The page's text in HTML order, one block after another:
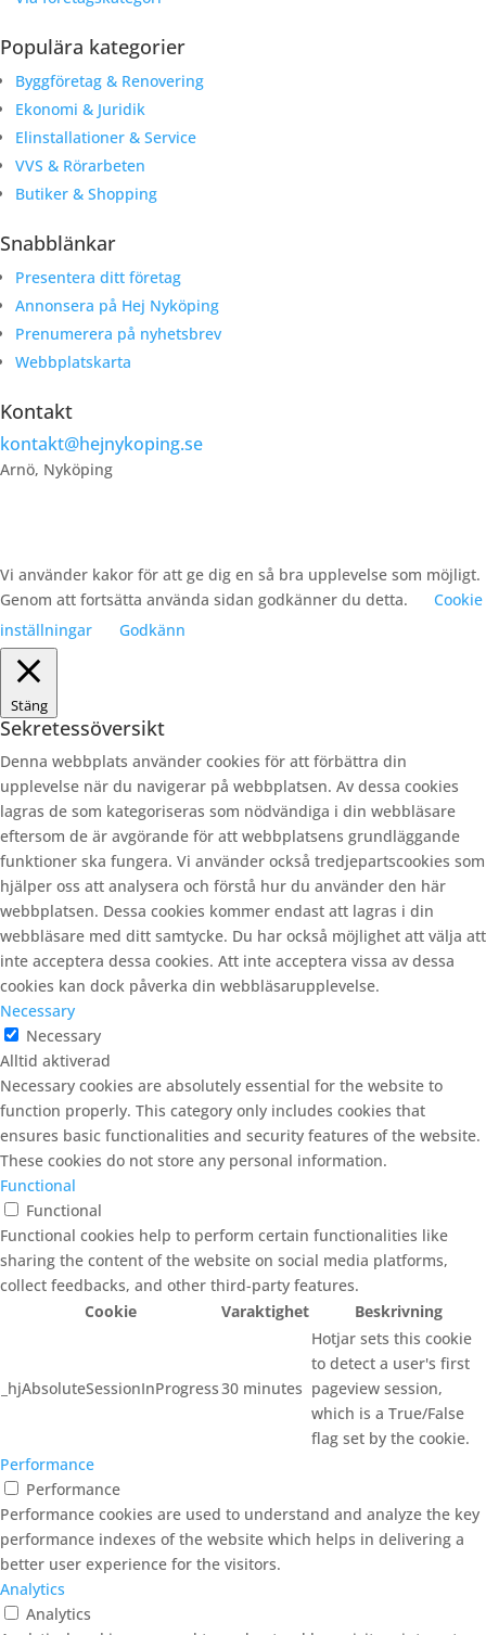
Populära kategorier
Byggföretag & Renovering
Ekonomi & Juridik
Elinstallationer & Service
VVS & Rörarbeten
Butiker & Shopping
Snabblänkar
Presentera ditt företag
Annonsera på Hej Nyköping
Prenumerera på nyhetsbrev
Webbplatskarta
Kontakt
kontakt@hejnykoping.se
Arnö, Nyköping
Vi använder kakor för att ge dig en så bra upplevelse som möjligt.
Genom att fortsätta använda sidan godkänner du detta.
Cookie
inställningar
Godkänn
Stäng
Sekretessöversikt
Denna webbplats använder cookies för att förbättra din
upplevelse när du navigerar på webbplatsen. Av dessa cookies
lagras de som kategoriseras som nödvändiga i din webbläsare
eftersom de är avgörande för att webbplatsens grundläggande
funktioner ska fungera. Vi använder också tredjepartscookies som
hjälper oss att analysera och förstå hur du använder den här
webbplatsen. Dessa cookies kommer endast att lagras i din
webbläsare med ditt samtycke. Du har också möjlighet att välja att
inte acceptera dessa cookies. Att inte acceptera vissa av dessa
cookies kan dock påverka din webbläsarupplevelse.
Necessary
Necessary
Alltid aktiverad
Necessary cookies are absolutely essential for the website to
function properly. This category only includes cookies that
ensures basic functionalities and security features of the website.
These cookies do not store any personal information.
Functional
Functional
Functional cookies help to perform certain functionalities like
sharing the content of the website on social media platforms,
collect feedbacks, and other third-party features.
Cookie
Varaktighet Beskrivning
_hjAbsoluteSessionInProgress30 minutes
Hotjar sets this cookie
to detect a user's first
pageview session,
which is a True/False
flag set by the cookie.
Performance
Performance
Performance cookies are used to understand and analyze the key
performance indexes of the website which helps in delivering a
better user experience for the visitors.
Analytics
Analytics